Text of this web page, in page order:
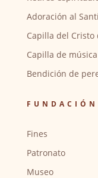
Adoración al
Capilla del Cristo
Capilla de música
Bendición de
FUNDACIÓN
Fines
Patronato
Museo